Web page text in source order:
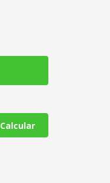
Calcular